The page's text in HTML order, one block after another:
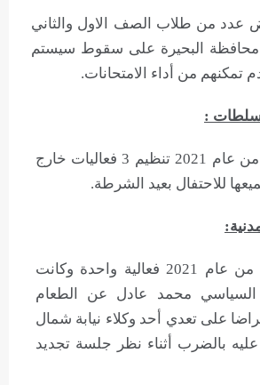
عدد من طلاب الصف الاول والثاني
محافظة البحيرة على سقوط سيستم
تمكنهم من أداء الامتحانات.
:
شهد الربع الأول من عام 2021 تنظيم 3 فعاليات خارج
للاحتفال بعيد الشرطة.
شهد الربع الأول من عام 2021 فعالية واحدة وكانت
السياسي محمد عادل عن الطعام
على تعدي أحد وكلاء نيابة شمال
عليه بالضرب أثناء نظر جلسة تجديد